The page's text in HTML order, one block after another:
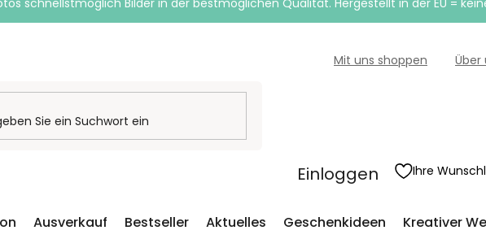
schnellstmöglich Bilder in der bestmöglichen Qualität. Hergestellt in der EU =
Mit uns shoppen Über
Einloggen Ihre
Ausverkauf Bestseller Aktuelles Geschenkideen Kreativer